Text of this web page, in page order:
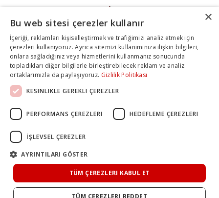
×
Bu web sitesi çerezler kullanır
İçeriği, reklamları kişiselleştirmek ve trafiğimizi analiz etmek için
çerezleri kullanıyoruz. Ayrıca sitemizi kullanımınıza ilişkin bilgileri,
onlara sağladığınız veya hizmetlerini kullanmanız sonucunda
topladıkları diğer bilgilerle birleştirebilecek reklam ve analiz
ortaklarımızla da paylaşıyoruz. Gizlilik Politikası
KESINLIKLE GEREKLI ÇEREZLER
PERFORMANS ÇEREZLERI HEDEFLEME ÇEREZLERI
İŞLEVSEL ÇEREZLER
AYRINTILARI GÖSTER
TÜM ÇEREZLERI KABUL ET
TÜM ÇEREZLERI REDDET